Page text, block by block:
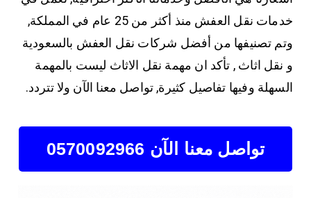
خدمات نقل العفش منذ أكثر من 25 عام في المملكة,
وتم تصنيفها من أفضل شركات نقل العفش بالسعودية
و نقل اثاث , تأكد ان مهمة نقل الاثاث ليست بالمهمة
السهلة وفيها تفاصيل كثيرة, تواصل معنا الآن ولا تتردد.
تواصل معنا الآن 0570092966